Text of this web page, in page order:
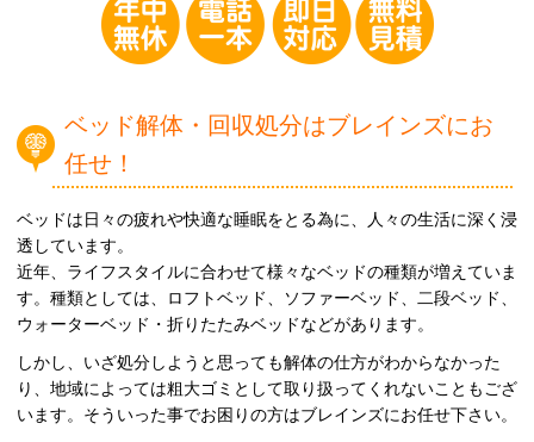
ベッド解体・回収処分はブレインズにお
任せ！
ベッドは日々の疲れや快適な睡眠をとる為に、人々の生活に深く浸
透しています。
近年、ライフスタイルに合わせて様々なベッドの種類が増えていま
す。種類としては、ロフトベッド、ソファーベッド、二段ベッド、
ウォーターベッド・折りたたみベッドなどがあります。
しかし、いざ処分しようと思っても解体の仕方がわからなかった
り、地域によっては粗大ゴミとして取り扱ってくれないこともござ
います。そういった事でお困りの方はブレインズにお任せ下さい。